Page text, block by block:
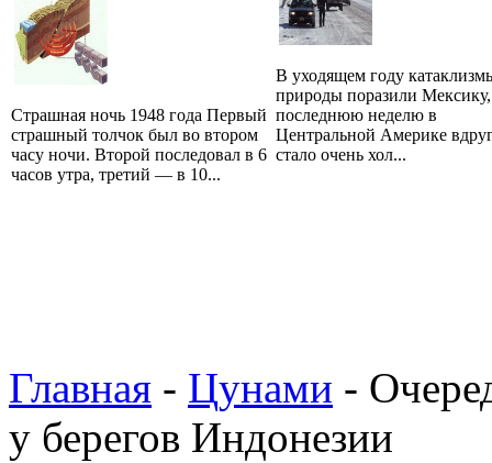
Страшная ночь 1948 года Первый
страшный толчок был во втором
часу ночи. Второй последовал в 6
часов утра, третий — в 10...
В уходящем году
природы поразили Мексику,
последнюю неделю в
Центральной Америке
стало очень хол...
Главная - Цунами -
у берегов Индонезии